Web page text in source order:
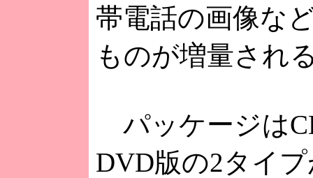
帯電話の画像な
ものが増量され
パッケージは
DVD版の2タイ